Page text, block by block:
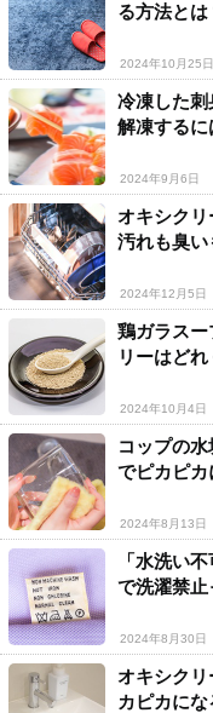
る方法とは
2024年10月25日
冷凍した刺
解凍するに
2024年9月6日
オキシク
汚れも臭い
2024年12月5日
鶏ガラスー
リーはどれ
2024年10月4日
コップの
でピカピカ
2024年8月13日
「水洗い
で洗濯禁止
2024年8月30日
オキシク
カピカにな